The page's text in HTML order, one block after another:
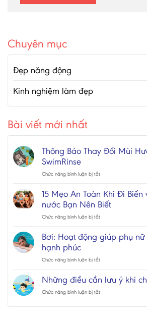
Chuyên mục
Đẹp năng động
Kinh nghiệm làm đẹp
Bài viết mới nhất
Thông Báo Thay Đổi Mùi
SwimRinse
Chức năng bình luận bị tắtở
Báo
Thay
Đổi
Phẩm
15 Mẹo An Toàn Khi Đi Biển
nước Bạn Nên Biết
Chức năng bình luận bị tắtở
Mẹo
An
và
nước
Bơi: Hoạt động giúp phụ
hạnh phúc
Chức năng bình luận bị tắtở
Hoạt
động
giúp
nữ
Những điều cần lưu ý khi
Chức năng bình luận bị tắtở
điều